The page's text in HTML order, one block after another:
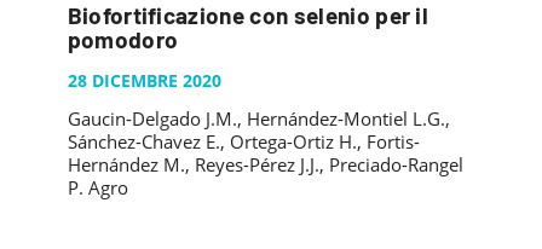
Biofortificazione con selenio per il
pomodoro
28 DICEMBRE 2020
Gaucin-Delgado J.M., Hernández-Montiel L.G.,
Sánchez-Chavez E., Ortega-Ortiz H., Fortis-
Hernández M., Reyes-Pérez J.J., Preciado-Rangel
P. Agro